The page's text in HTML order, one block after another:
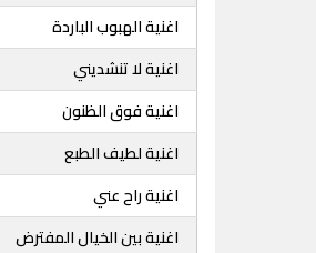
اغنية الهبوب الباردة
اغنية لا تنشديني
اغنية فوق الظنون
اغنية لطيف الطبع
اغنية راح عني
اغنية بين الخيال المفترض